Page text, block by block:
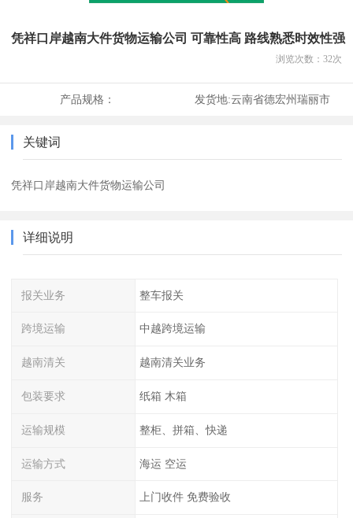
凭祥口岸越南大件货物运输公司 可靠性高 路线熟悉时效性强
浏览次数： 32次
产品规格： 发货地:云南省德宏州瑞丽市
关键词
凭祥口岸越南大件货物运输公司
详细说明
报关业务 整车报关
跨境运输 中越跨境运输
越南清关 越南清关业务
包装要求 纸箱 木箱
运输规模 整柜、拼箱、快递
运输方式 海运 空运
服务 上门收件 免费验收